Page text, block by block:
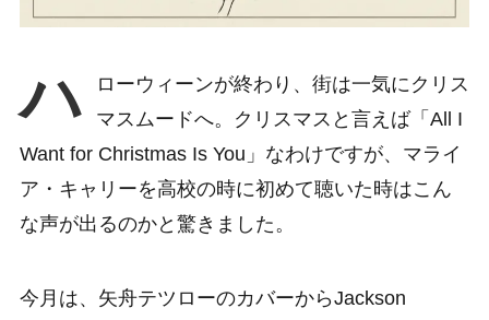
ハ
ローウィーンが終わり、街は一気にクリス
マスムードへ。クリスマスと言えば「All I
Want for Christmas Is You」なわけですが、マライ
ア・キャリーを高校の時に初めて聴いた時はこん
な声が出るのかと驚きました。
今月は、矢舟テツローのカバーからJackson